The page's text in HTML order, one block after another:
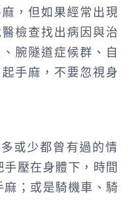
，但如果經常出現
檢查找出病因與治
腕隧道症候群、自
手麻，不要忽視身
或少都曾有過的情
壓在身體下，時間
；或是騎機車、騎